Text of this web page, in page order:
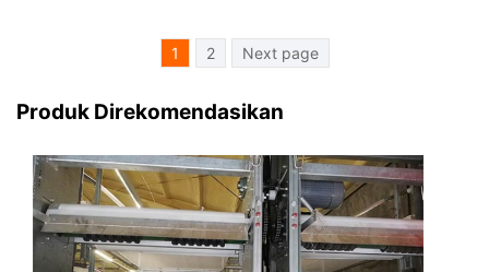
Posts
1 2 Next page
Produk Direkomendasikan